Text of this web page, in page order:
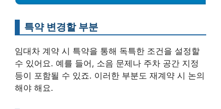
특약 변경할 부분
임대차 계약 시 특약을 통해 독특한 조건을 설정할
수 있어요. 예를 들어, 소음 문제나 주차 공간 지정
등이 포함될 수 있죠. 이러한 부분도 재계약 시 논의
해야 해요.